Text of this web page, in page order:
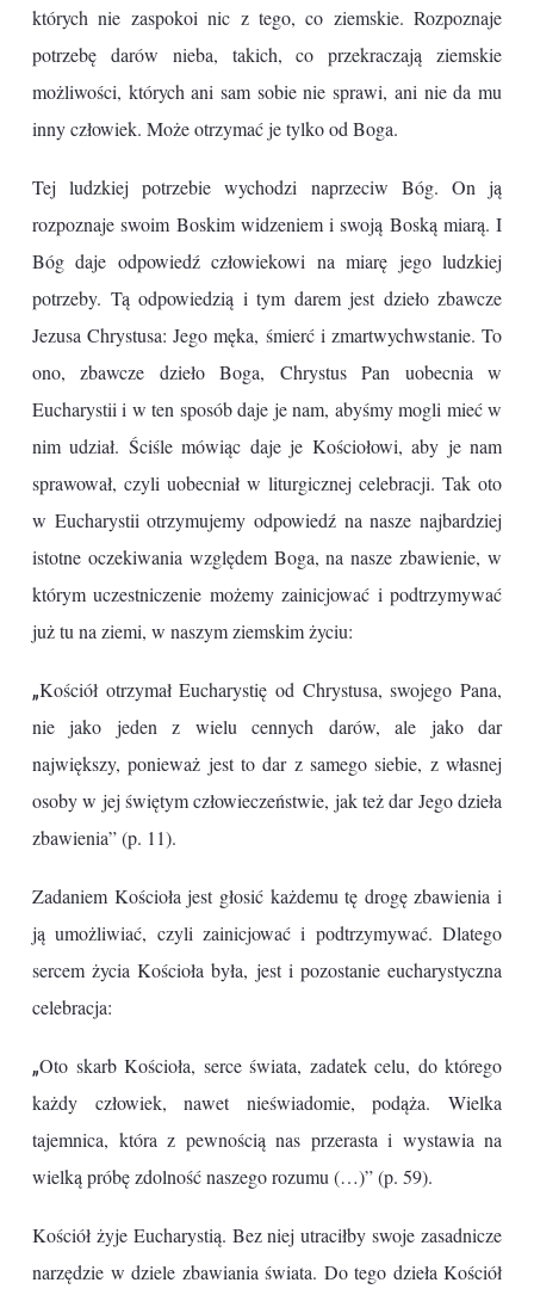
których nie zaspokoi nic z tego, co ziemskie. Rozpoznaje
potrzebę darów nieba, takich, co przekraczają ziemskie
możliwości, których ani sam sobie nie sprawi, ani nie da mu
inny człowiek. Może otrzymać je tylko od Boga.
Tej ludzkiej potrzebie wychodzi naprzeciw Bóg. On ją
rozpoznaje swoim Boskim widzeniem i swoją Boską miarą. I
Bóg daje odpowiedź człowiekowi na miarę jego ludzkiej
potrzeby. Tą odpowiedzią i tym darem jest dzieło zbawcze
Jezusa Chrystusa: Jego męka, śmierć i zmartwychwstanie. To
ono, zbawcze dzieło Boga, Chrystus Pan uobecnia w
Eucharystii i w ten sposób daje je nam, abyśmy mogli mieć w
nim udział. Ściśle mówiąc daje je Kościołowi, aby je nam
sprawował, czyli uobecniał w liturgicznej celebracji. Tak oto
w Eucharystii otrzymujemy odpowiedź na nasze najbardziej
istotne oczekiwania względem Boga, na nasze zbawienie, w
którym uczestniczenie możemy zainicjować i podtrzymywać
już tu na ziemi, w naszym ziemskim życiu:
„Kościół otrzymał Eucharystię od Chrystusa, swojego Pana,
nie jako jeden z wielu cennych darów, ale jako dar
największy, ponieważ jest to dar z samego siebie, z własnej
osoby w jej świętym człowieczeństwie, jak też dar Jego dzieła
zbawienia” (p. 11).
Zadaniem Kościoła jest głosić każdemu tę drogę zbawienia i
ją umożliwiać, czyli zainicjować i podtrzymywać. Dlatego
sercem życia Kościoła była, jest i pozostanie eucharystyczna
celebracja:
„Oto skarb Kościoła, serce świata, zadatek celu, do którego
każdy człowiek, nawet nieświadomie, podąża. Wielka
tajemnica, która z pewnością nas przerasta i wystawia na
wielką próbę zdolność naszego rozumu (…)” (p. 59).
Kościół żyje Eucharystią. Bez niej utraciłby swoje zasadnicze
narzędzie w dziele zbawiania świata. Do tego dzieła Kościół